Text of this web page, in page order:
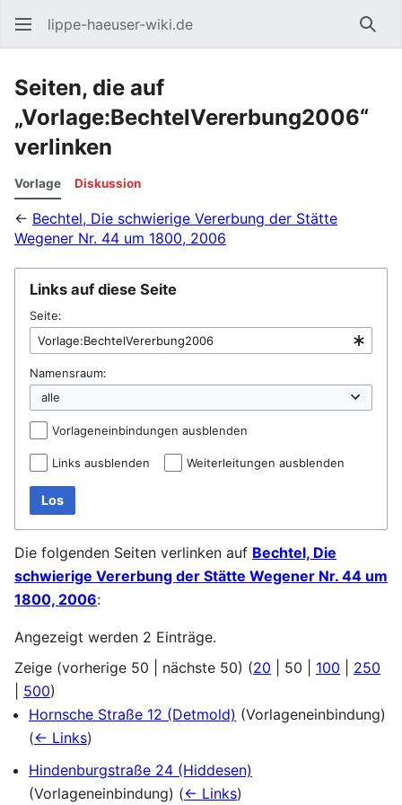
lippe-haeuser-wiki.de
Seiten, die auf
„Vorlage:BechtelVererbung2006“
verlinken
Vorlage Diskussion
← Bechtel, Die schwierige Vererbung der Stätte
Wegener Nr. 44 um 1800, 2006
Links auf diese Seite
Seite:
Namensraum:
Vorlageneinbindungen ausblenden
Links ausblenden Weiterleitungen ausblenden
Los
Die folgenden Seiten verlinken auf Bechtel, Die
schwierige Vererbung der Stätte Wegener Nr. 44 um
1800, 2006:
Angezeigt werden 2 Einträge.
Zeige (vorherige 50 nächste 50) (20 50 100
250
500)
Hornsche Straße 12 (Detmold) (Vorlageneinbindung)
(← Links)
Hindenburgstraße 24 (Hiddesen)
(Vorlageneinbindung) (← Links)